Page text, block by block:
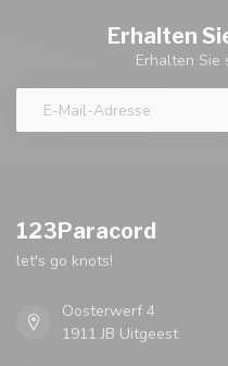
Erhalten
Erhalten Sie
123Paracord
let's go knots!
Oosterwerf 4
1911 JB Uitgeest